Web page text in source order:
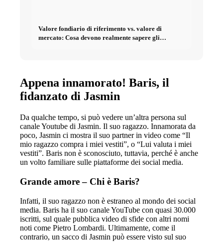
Valore fondiario di riferimento vs. valore di
mercato: Cosa devono realmente sapere gli
Appena innamorato! Baris, il
fidanzato di Jasmin
Da qualche tempo, si può vedere un’altra persona sul
canale Youtube di Jasmin. Il suo ragazzo. Innamorata da
poco, Jasmin ci mostra il suo partner in video come “Il
mio ragazzo compra i miei vestiti”, o “Lui valuta i miei
vestiti”. Baris non è sconosciuto, tuttavia, perché è anche
un volto familiare sulle piattaforme dei social media.
Grande amore – Chi è Baris?
Infatti, il suo ragazzo non è estraneo al mondo dei social
media. Baris ha il suo canale YouTube con quasi 30.000
iscritti, sul quale pubblica video di sfide con altri nomi
noti come Pietro Lombardi. Ultimamente, come il
contrario, un sacco di Jasmin può essere visto sul suo